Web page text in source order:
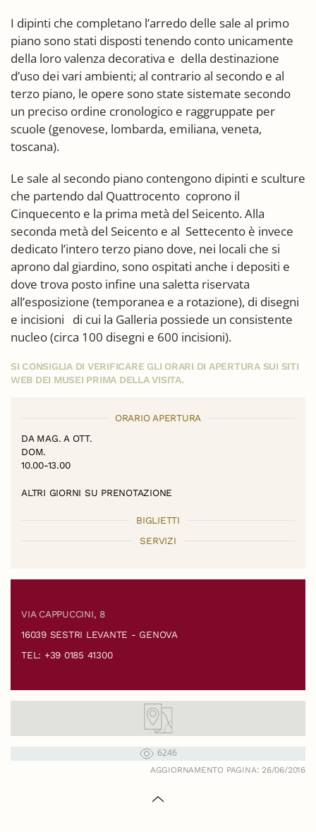
I dipinti che completano l’arredo delle sale al primo
piano sono stati disposti tenendo conto unicamente
della loro valenza decorativa e della destinazione
d’uso dei vari ambienti; al contrario al secondo e al
terzo piano, le opere sono state sistemate secondo
un preciso ordine cronologico e raggruppate per
scuole (genovese, lombarda, emiliana, veneta,
toscana).
Le sale al secondo piano contengono dipinti e sculture
che partendo dal Quattrocento coprono il
Cinquecento e la prima metà del Seicento. Alla
seconda metà del Seicento e al Settecento è invece
dedicato l’intero terzo piano dove, nei locali che si
aprono dal giardino, sono ospitati anche i depositi e
dove trova posto infine una saletta riservata
all’esposizione (temporanea e a rotazione), di disegni
e incisioni di cui la Galleria possiede un consistente
nucleo (circa 100 disegni e 600 incisioni).
SI CONSIGLIA DI VERIFICARE GLI ORARI DI APERTURA SUI SITI
WEB DEI MUSEI PRIMA DELLA VISITA.
ORARIO APERTURA
DA MAG. A OTT.
DOM.
10.00-13.00
ALTRI GIORNI SU PRENOTAZIONE
BIGLIETTI
SERVIZI
VIA CAPPUCCINI, 8
16039 SESTRI LEVANTE - GENOVA
TEL: +39 0185 41300
6246
AGGIORNAMENTO PAGINA: 26/06/2016